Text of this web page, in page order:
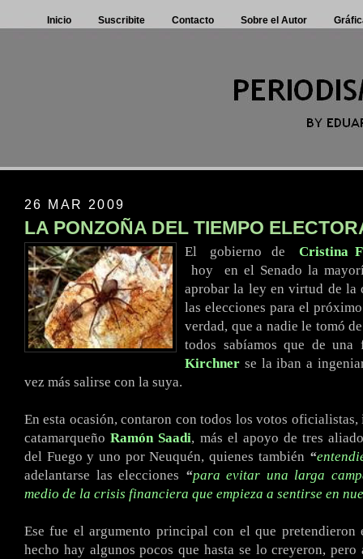
Inicio Suscribite Contacto Sobre el Autor
26 MAR 2009
LA PONZOÑA DEL TIEMPO
El gobierno de
Cristina
hoy..
en el Senado la
aprobar la ley en virtud de la
las elecciones para el
verdad, que a nadie le tomó
todos sabíamos que de
Kirchner se la iban a
vez más salirse con la suya.
En esta ocasión, contaron con todos los votos
catamarqueñoRamón Saadi, más el apoyo de tres
del Fuego y uno por Neuquén, quienes también “
adelantarse las elecciones “para evitar una larga
medio de la crisis financiera que empieza a sentirse en
Ese fue el argumento principal con el que pretendieron
hecho hay algunos pocos que hasta se lo creyeron, pero